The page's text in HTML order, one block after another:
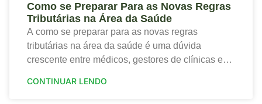
Como se Preparar Para as Novas Regras
Tributárias na Área da Saúde
A como se preparar para as novas regras
tributárias na área da saúde é uma dúvida
crescente entre médicos, gestores de clínicas e
financeira
CONTINUAR LENDO